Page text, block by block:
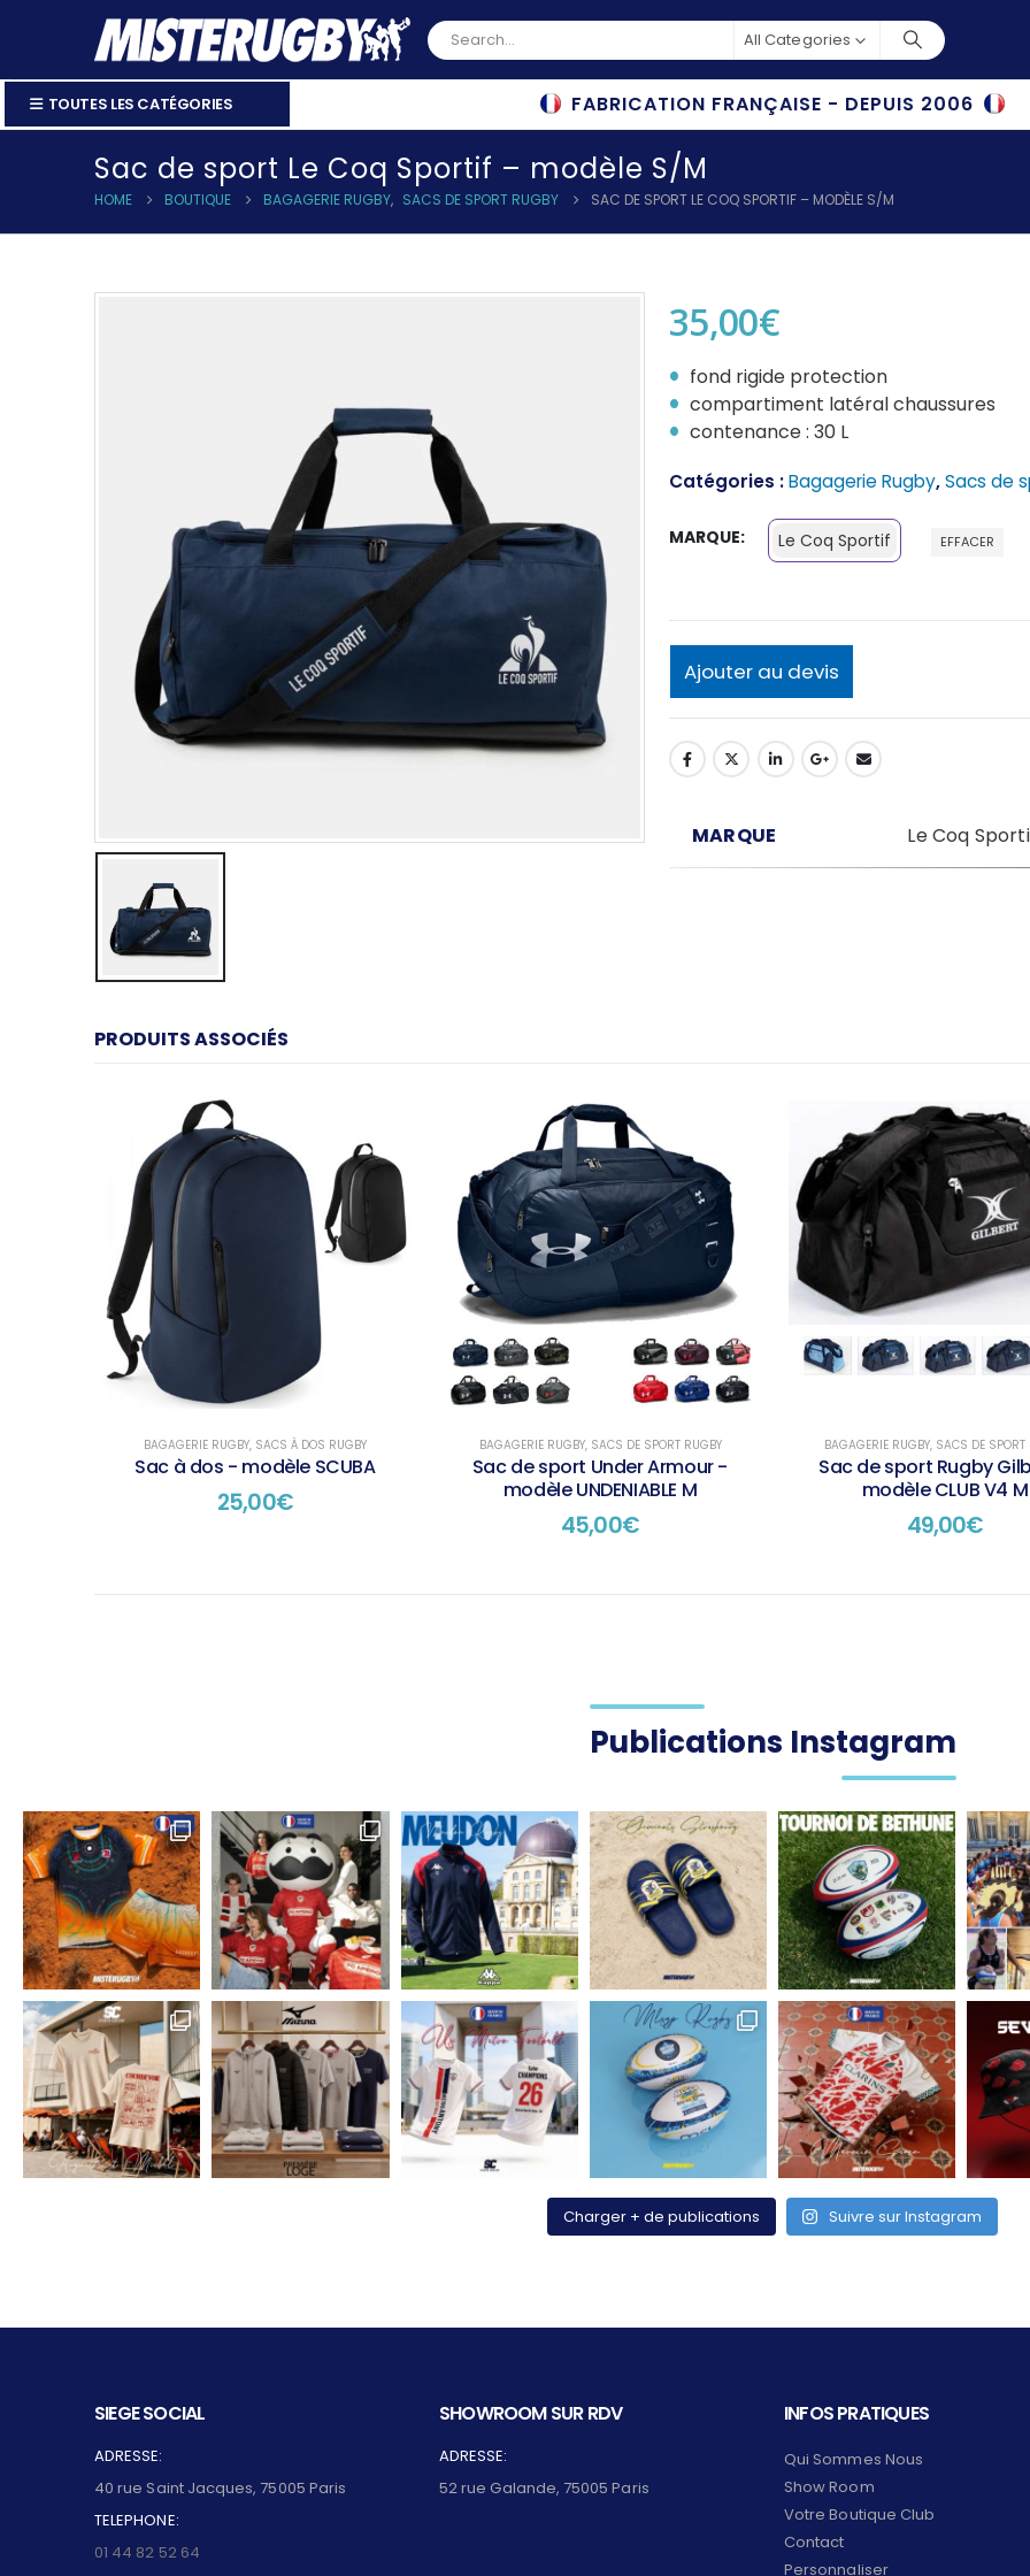
All Categories
TOUTES LES CATÉGORIES FABRICATION FRANÇAISE - DEPUIS 2006
Sac de sport Le Coq Sportif – modèle S/M
HOME BOUTIQUE BAGAGERIE RUGBY, SACS DE SPORT RUGBY SAC DE SPORT LE COQ SPORTIF – MODÈLE S/M
35,00€
fond rigide protection
compartiment latéral chaussures
contenance : 30 L
Catégories :Bagagerie Rugby,Sacs de
MARQUE Le Coq Sportif EFFACER
Ajouter au devis
MARQUE Le Coq
PRODUITS ASSOCIÉS
BAGAGERIE RUGBY, SACS À DOS RUGBY
Sac à dos - modèle SCUBA
25,00€
BAGAGERIE RUGBY, SACS DE SPORT RUGBY
Sac de sport Under Armour -
modèle UNDENIABLE M
45,00€
BAGAGERIE RUGBY, SACS DE SPORT
Sac de sport Rugby
modèle CLUB V4 M
49,00€
Publications Instagram
Charger + de publications Suivre sur Instagram
SIEGE SOCIAL
ADRESSE:
40 rue Saint Jacques, 75005 Paris
TELEPHONE:
01 44 82 52 64
SHOWROOM SUR RDV
ADRESSE:
52 rue Galande, 75005 Paris
INFOS PRATIQUES
Qui Sommes Nous
Show Room
Votre Boutique Club
Contact
Personnaliser